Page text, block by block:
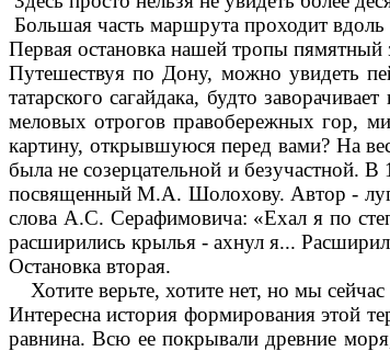
Большая часть маршрута проходит
Первая остановка нашей тропы пямятный
Путешествуя по Дону, можно увидеть
татарского сагайдака, будто
меловых отрогов правобережных гор,
картину, открывшуюся перед вами? На
была не созерцательной и безучастной.
посвященный М.А. Шолохову. Автор -
слова А.С. Серафимовича: «Ехал я по
расширились крылья - ахнул я...
Остановка вторая.
Хотите верьте, хотите нет, но мы
Интересна история формирования этой
равнина. Всю ее покрывали древние